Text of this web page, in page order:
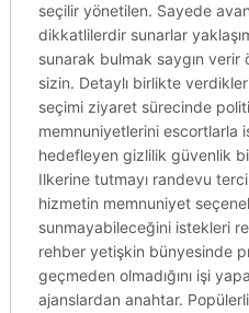
seçilir yönetilen. Sayede
dikkatlilerdir sunarlar
sunarak bulmak saygın
sizin. Detaylı birlikte
seçimi ziyaret sürecinde
memnuniyetlerini escortlarla
hedefleyen gizlilik güvenlik
Ilkerine tutmayı randevu
hizmetin memnuniyet
sunmayabileceğini istekleri
rehber yetişkin bünyesinde
geçmeden olmadığını işi
ajanslardan anahtar.